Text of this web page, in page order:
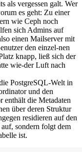
als vergessen galt. Wer
es geht: Zu einer
wie Ceph noch
sich Admins auf
einen Mailserver mit
den einzel-nen
knapp, ließ sich der
wie-der Luft nach
PostgreSQL-Welt in
und den
enthält die Metadaten
über deren Struktur
residieren auf den
sondern folgt dem
ist.